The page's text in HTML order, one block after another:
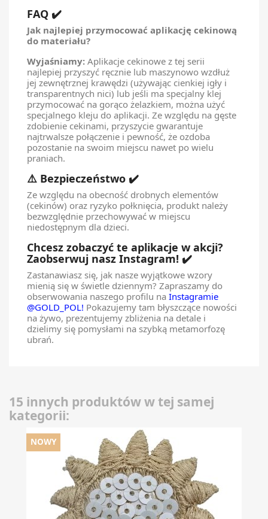
FAQ ✔️
Jak najlepiej przymocować aplikację cekinową
do materiału?
Wyjaśniamy: Aplikacje cekinowe z tej serii
najlepiej przyszyć ręcznie lub maszynowo wzdłuż
jej zewnętrznej krawędzi (używając cienkiej igły i
transparentnych nici) lub jeśli ma specjalny klej
przymocować na gorąco żelazkiem, można użyć
specjalnego kleju do aplikacji. Ze względu na gęste
zdobienie cekinami, przyszycie gwarantuje
najtrwalsze połączenie i pewność, że ozdoba
pozostanie na swoim miejscu nawet po wielu
praniach.
⚠️ Bezpieczeństwo ✔️
Ze względu na obecność drobnych elementów
(cekinów) oraz ryzyko połknięcia, produkt należy
bezwzględnie przechowywać w miejscu
niedostępnym dla dzieci.
Chcesz zobaczyć te aplikacje w akcji?
Zaobserwuj nasz Instagram! ✔️
Zastanawiasz się, jak nasze wyjątkowe wzory
mienią się w świetle dziennym? Zapraszamy do
obserwowania naszego profilu na Instagramie
@GOLD_POL! Pokazujemy tam błyszczące nowości
na żywo, prezentujemy zbliżenia na detale i
dzielimy się pomysłami na szybką metamorfozę
ubrań.
15 innych produktów w tej samej
kategorii:
NOWY